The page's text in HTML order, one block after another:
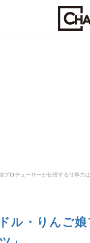
ロデューサーが伝授する仕事力は
ル・りんご